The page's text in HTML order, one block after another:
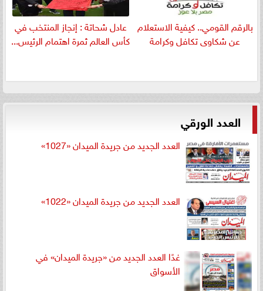
بالرقم القومي.. كيفية الاستعلام
عن شكاوى تكافل وكرامة
عادل شحاتة : إنجاز المنتخب في
كأس العالم ثمرة اهتمام الرئيس...
العدد الورقي
العدد الجديد من جريدة الميدان «1027»
العدد الجديد من جريدة الميدان «1022»
غدًا العدد الجديد من «جريدة الميدان» في
الأسواق